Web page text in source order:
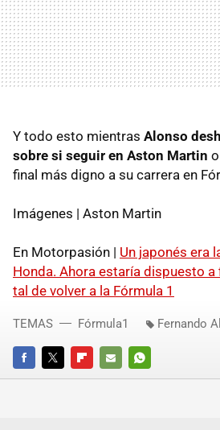
Y todo esto mientras Alonso
sobre si seguir en Aston Martin
final más digno a su carrera en
Imágenes | Aston Martin
En Motorpasión | Un japonés era
Honda. Ahora estaría dispuesto
tal de volver a la Fórmula 1
FACEBOOKTWITTERFLIPBOARD
E-
WHATSAPP
TEMAS Fórmula1 Fernando